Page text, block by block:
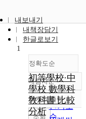
내보내기
내책장담기
한글로보기
정확도순
정확도
순
인기도
순
내림차순
내림차순
10개씩 출력
조회
1
初等學校·中
學校 數學科
敎科書 比較
分析